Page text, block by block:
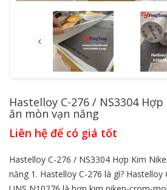
Hastelloy C-276 / NS3304
ăn mòn vạn năng
Liên hệ để có giá tốt
Hastelloy C-276 / NS3304 Hợp Kim
năng 1. Hastelloy C-276 là gì? Hastelloy